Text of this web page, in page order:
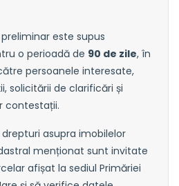
este supus
o perioadă de 90 de zile, în
persoanele interesate,
solicitării de clarificări și
contestații.
asupra imobilelor
menționat sunt invitate
afișat la sediul Primăriei